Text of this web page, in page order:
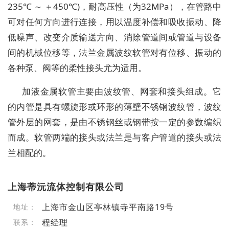
235℃ ～ ＋450℃)，耐高压性（为32MPa），在管路中
可对任何方向进行连接，用以温度补偿和吸收振动、降
低噪声、改变介质输送方向、消除管道间或管道与设备
间的机械位移等，法兰金属波纹软管对有位移、振动的
各种泵、阀等的柔性接头尤为适用。
加液金属软管主要由波纹管、网套和接头组成。它
的内管是具有螺旋形或环形的薄壁不锈钢波纹管，波纹
管外层的网套，是由不锈钢丝或钢带按一定的参数编织
而成。软管两端的接头或法兰是与客户管道的接头或法
兰相配的。
上海蒂沅流体控制有限公司
地址： 上海市金山区亭林镇寺平南路19号
联系： 程经理